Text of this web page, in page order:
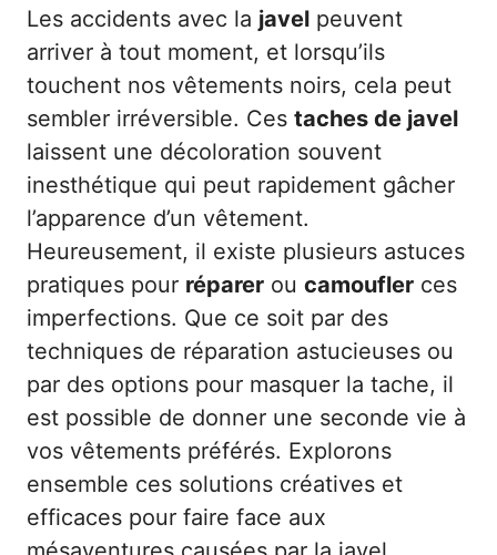
Les accidents avec la javel peuvent
arriver à tout moment, et lorsqu’ils
touchent nos vêtements noirs, cela peut
sembler irréversible. Ces taches de javel
laissent une décoloration souvent
inesthétique qui peut rapidement gâcher
l’apparence d’un vêtement.
Heureusement, il existe plusieurs astuces
pratiques pour réparer ou camoufler ces
imperfections. Que ce soit par des
techniques de réparation astucieuses ou
par des options pour masquer la tache, il
est possible de donner une seconde vie à
vos vêtements préférés. Explorons
ensemble ces solutions créatives et
efficaces pour faire face aux